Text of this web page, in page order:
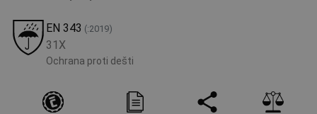
EN 343 (:2019)
31X
Ochrana proti dešti